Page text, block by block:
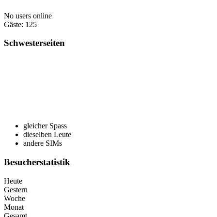
No users online
Gäste: 125
Schwesterseiten
gleicher Spass
dieselben Leute
andere SIMs
Besucherstatistik
Heute
Gestern
Woche
Monat